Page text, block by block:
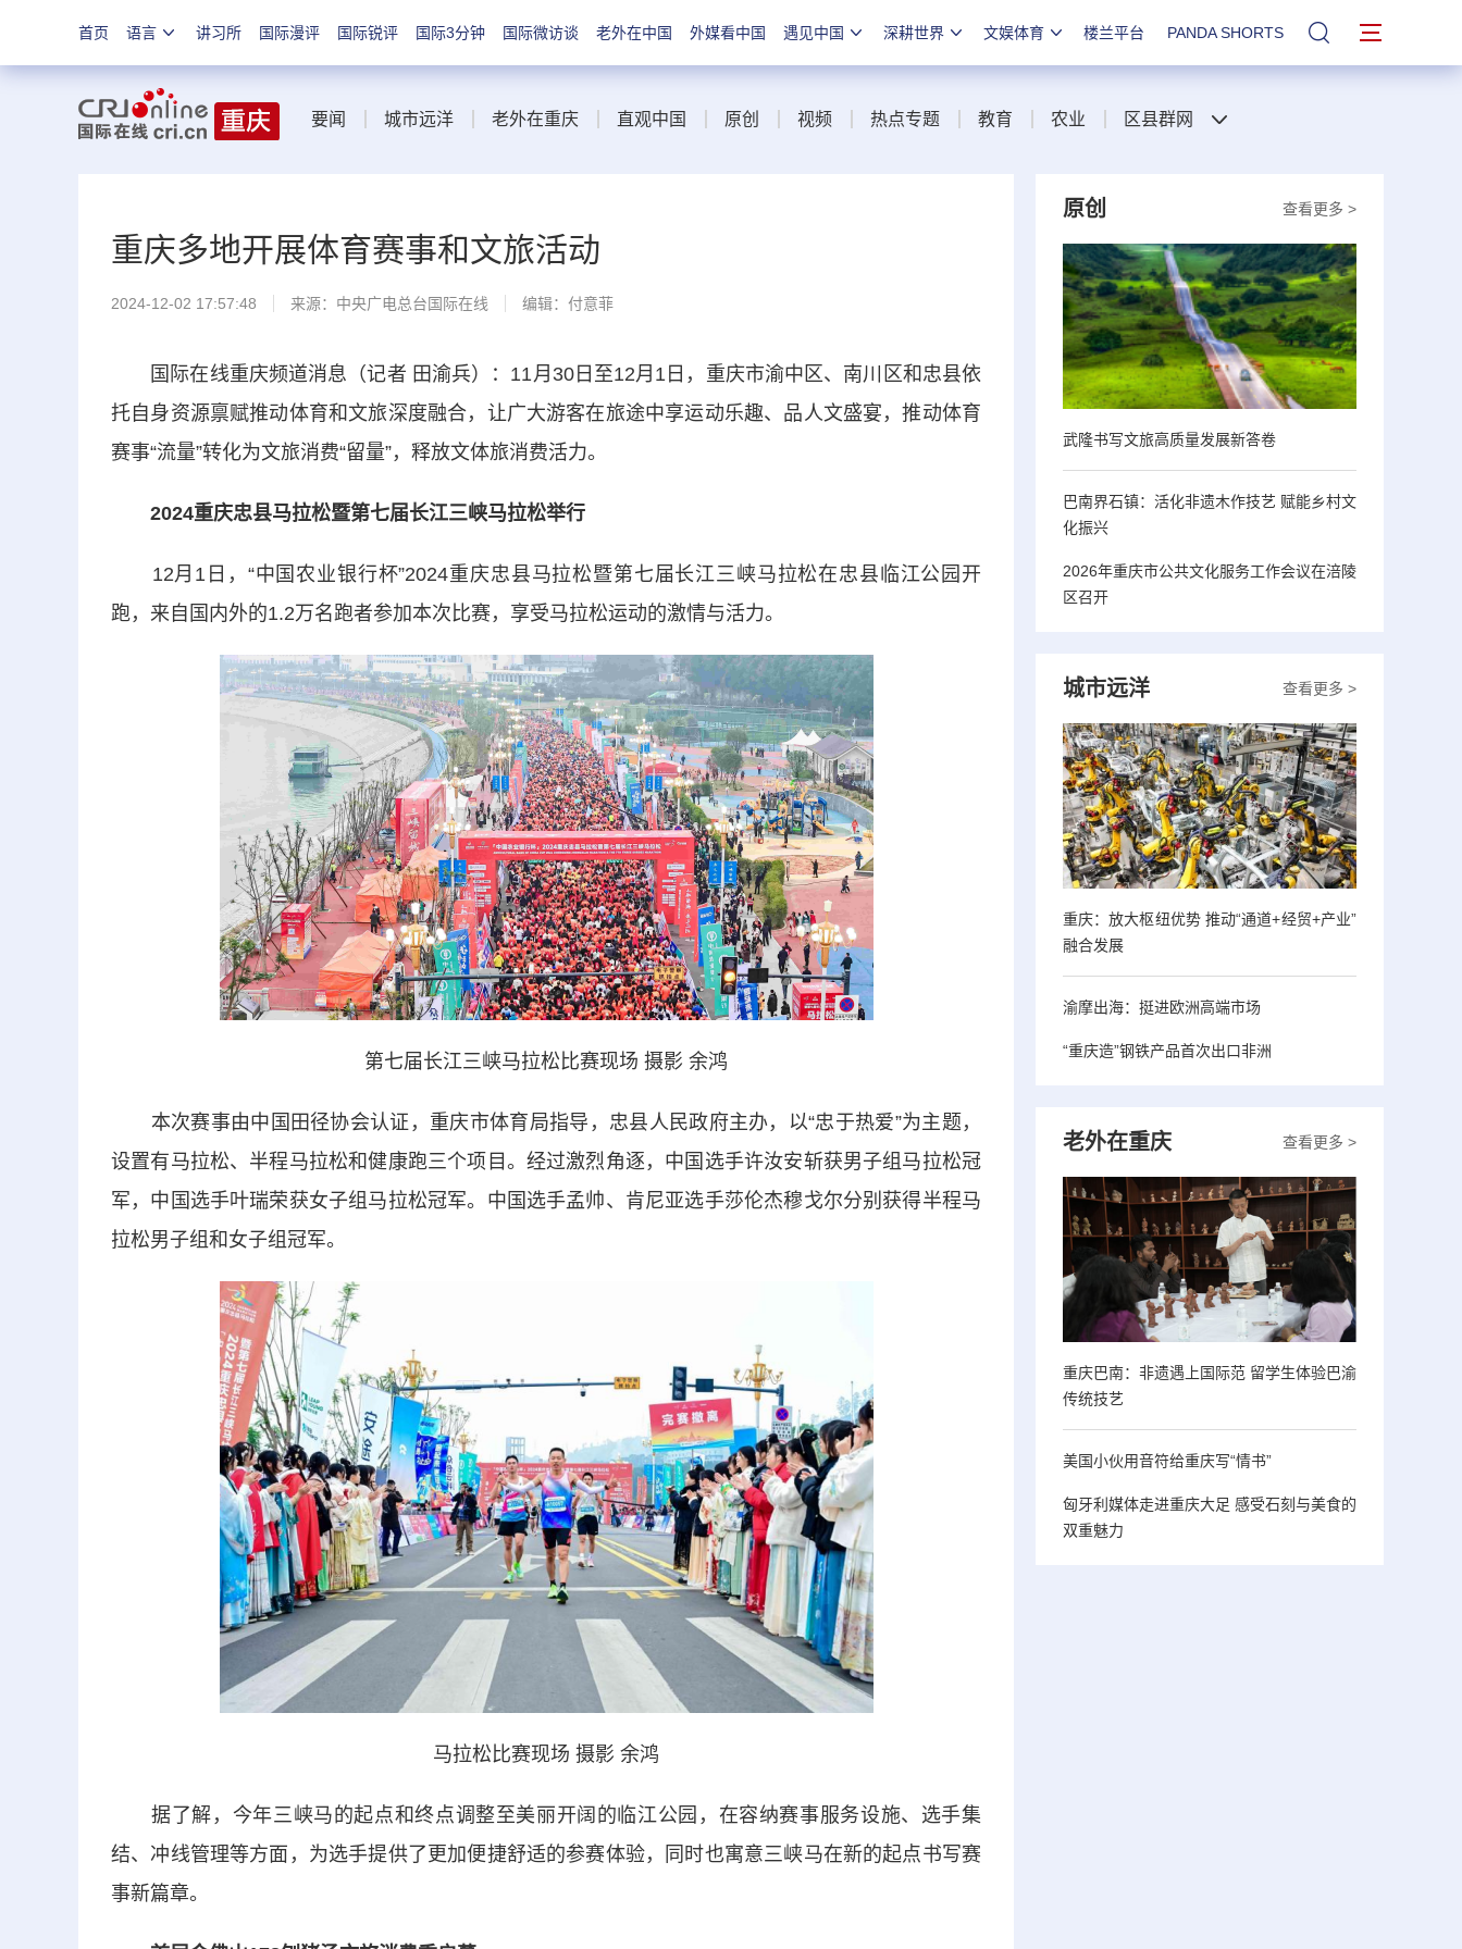
首页 语言 讲习所 国际漫评 国际锐评 国际3分钟 国际微访谈 老外在中国 外媒看中国 遇见中国 深耕世界 文娱体育 楼兰平台 PANDA SHORTS 站内搜索
要闻 城市远洋 老外在重庆 直观中国 原创 视频 热点专题 教育 农业 区县群网
重庆多地开展体育赛事和文旅活动
2024-12-02 17:57:48 来源：中央广电总台国际在线 编辑：付意菲
国际在线重庆频道消息（记者 田渝兵）：11月30日至12月1日，重庆市渝中区、南川区和忠县依
托自身资源禀赋推动体育和文旅深度融合，让广大游客在旅途中享运动乐趣、品人文盛宴，推动体育
赛事“流量”转化为文旅消费“留量”，释放文体旅消费活力。
2024重庆忠县马拉松暨第七届长江三峡马拉松举行
12月1日，“中国农业银行杯”2024重庆忠县马拉松暨第七届长江三峡马拉松在忠县临江公园开
跑，来自国内外的1.2万名跑者参加本次比赛，享受马拉松运动的激情与活力。
第七届长江三峡马拉松比赛现场 摄影 余鸿
本次赛事由中国田径协会认证，重庆市体育局指导，忠县人民政府主办，以“忠于热爱”为主题，
设置有马拉松、半程马拉松和健康跑三个项目。经过激烈角逐，中国选手许汝安斩获男子组马拉松冠
军，中国选手叶瑞荣获女子组马拉松冠军。中国选手孟帅、肯尼亚选手莎伦杰穆戈尔分别获得半程马
拉松男子组和女子组冠军。
马拉松比赛现场 摄影 余鸿
据了解，今年三峡马的起点和终点调整至美丽开阔的临江公园，在容纳赛事服务设施、选手集
结、冲线管理等方面，为选手提供了更加便捷舒适的参赛体验，同时也寓意三峡马在新的起点书写赛
事新篇章。
查看更多 >
原创
武隆书写文旅高质量发展新答卷
巴南界石镇：活化非遗木作技艺 赋能乡村文
化振兴
2026年重庆市公共文化服务工作会议在涪陵
区召开
查看更多 >
城市远洋
重庆：放大枢纽优势 推动“通道+经贸+产业”
融合发展
渝摩出海：挺进欧洲高端市场
“重庆造”钢铁产品首次出口非洲
查看更多 >
老外在重庆
重庆巴南：非遗遇上国际范 留学生体验巴渝
传统技艺
美国小伙用音符给重庆写“情书”
匈牙利媒体走进重庆大足 感受石刻与美食的
双重魅力